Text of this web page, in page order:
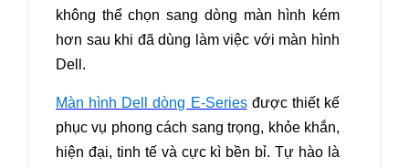
không thể chọn sang dòng màn hình kém
hơn sau khi đã dùng làm việc với màn hình
Dell.
Màn hình Dell dòng E-Seriesđược thiết kế
phục vụ phong cách sang trọng, khỏe khắn,
hiện đại, tinh tế và cực kì bền bỉ. Tự hào là